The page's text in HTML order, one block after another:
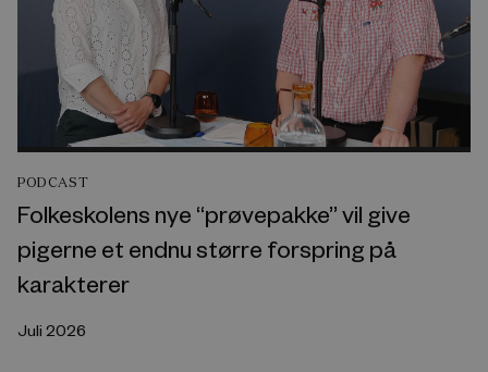
PODCAST
Folkeskolens nye “prøvepakke” vil give
pigerne et endnu større forspring på
karakterer
Juli 2026